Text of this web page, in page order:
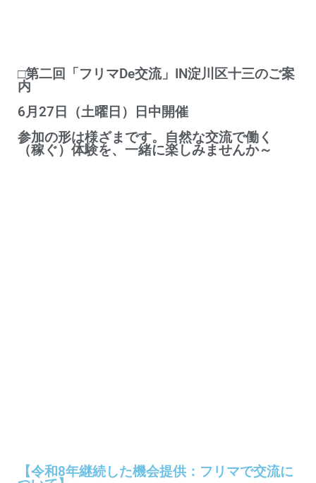
□第二回「フリマDe交流」IN淀川区十三のご案
内
6月27日（土曜日）日中開催
参加の形は様ざまです。自然な交流で働く
（稼ぐ）体験を、一緒に楽しみませんか～
【令和8年継続した機会提供：フリマで交流に